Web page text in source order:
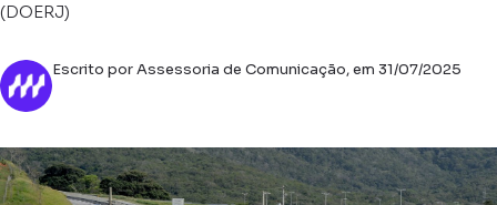
(DOERJ)
Escrito por Assessoria de Comunicação, em 31/07/2025